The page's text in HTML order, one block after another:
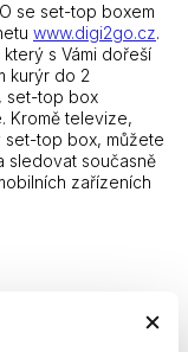
se set-top boxem
www.digi2go.cz.
s Vámi dořeší
kurýr do 2
set-top box
Kromě televize,
top box, můžete
sledovat současně
zařízeních